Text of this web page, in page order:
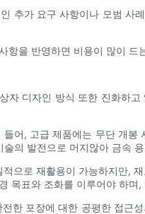
추가 요구 사항이나 모범
을 반영하면 비용이 많이
디자인 방식 또한 진화하
어, 고급 제품에는 무단 개
의 발전으로 머지않아 금속
으로 재활용이 가능하지만,
목표와 조화를 이루어야 하
한 포장에 대한 공평한 접